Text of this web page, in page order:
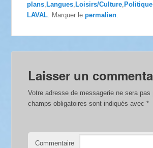
plans, Langues, Loisirs/Culture, Politique
LAVAL. Marquer lepermalien.
Laisser un
Votre adresse de messagerie ne sera pas
champs obligatoires sont indiqués avec*
Commentaire